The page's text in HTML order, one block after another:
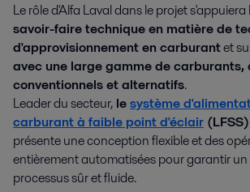
Le rôle d'Alfa Laval dans le projet
savoir-faire technique en matière de
d'approvisionnement en carburantet
avec une large gamme de carburants,
conventionnels et alternatifs.
Leader du secteur, lesystème
carburant à faible point d'éclair
présente une conception flexible et des
entièrement automatisées pour garantir
processus sûr et fluide.